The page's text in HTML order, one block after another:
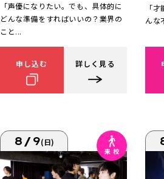
「声優になりたい。でも、具体的に
どんな準備をすればいいの？業界の
こと...
申し込む 詳しく見る
「
んな
8/9(日)